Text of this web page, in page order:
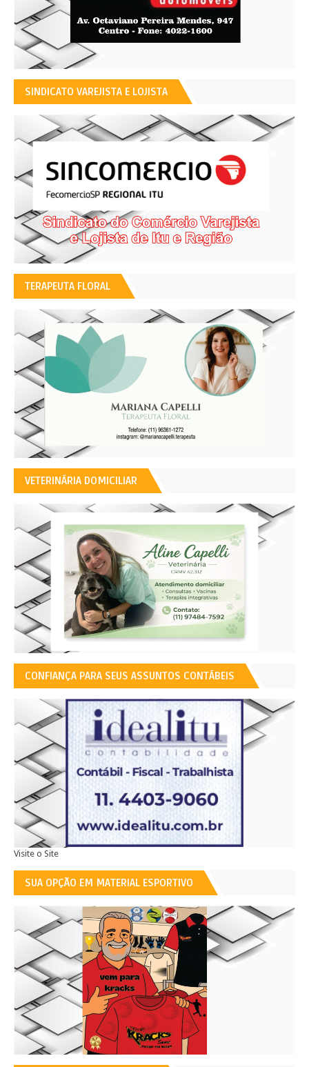
SINDICATO VAREJISTA E LOJISTA
TERAPEUTA FLORAL
VETERINÁRIA DOMICILIAR
CONFIANÇA PARA SEUS ASSUNTOS CONTÁBEIS
Visite o Site
SUA OPÇÃO EM MATERIAL ESPORTIVO